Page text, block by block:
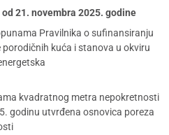
21. novembra 2025. godine
Pravilnika o sufinansiranju
porodičnih kuća i stanova u okviru
kvadratnog metra nepokretnosti
godinu utvrđena osnovica poreza